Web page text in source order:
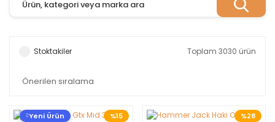
Stoktakiler Toplam 3030 ürün
%15
Yeni Ürün %28